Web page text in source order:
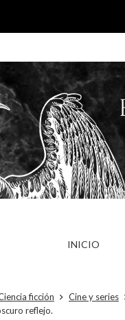
INICIO
ficción Cine y series
reflejo.